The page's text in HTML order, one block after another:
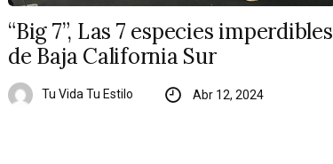
“Big 7”, Las 7 especies imperdibles
de Baja California Sur
Tu Vida Tu Estilo Abr 12, 2024